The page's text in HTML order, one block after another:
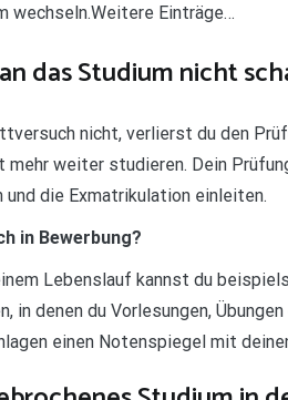
wechseln.Weitere Einträge…
das Studium nicht
nicht, verlierst du den
weiter studieren. Dein
die Exmatrikulation einleiten.
in Bewerbung?
Lebenslauf kannst du
in denen du Vorlesungen,
einen Notenspiegel mit